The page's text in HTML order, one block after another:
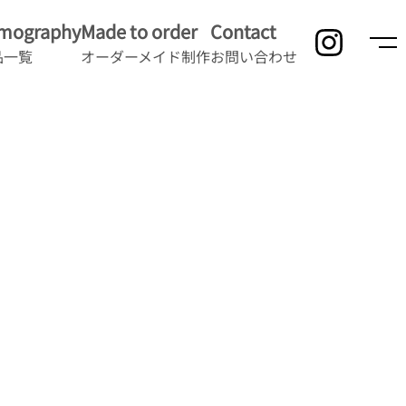
覧
Made to order
オーダーメイド制作
Contact
お問い合わせ